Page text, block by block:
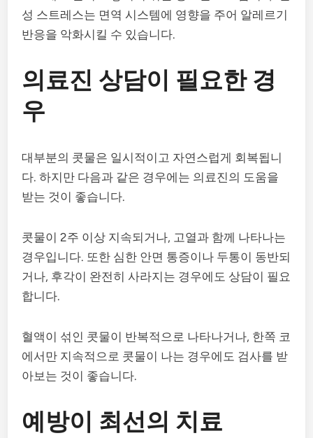
성 스트레스는 면역 시스템에 영향을 주어 알레르기
반응을 악화시킬 수 있습니다.
의료진 상담이 필요한 경
우
대부분의 콧물은 일시적이고 자연스럽게 회복됩니
다. 하지만 다음과 같은 경우에는 의료진의 도움을
받는 것이 좋습니다.
콧물이 2주 이상 지속되거나, 고열과 함께 나타나는
경우입니다. 또한 심한 안면 통증이나 두통이 동반되
거나, 후각이 완전히 사라지는 경우에도 상담이 필요
합니다.
혈액이 섞인 콧물이 반복적으로 나타나거나, 한쪽 코
에서만 지속적으로 콧물이 나는 경우에도 검사를 받
아보는 것이 좋습니다.
예방이 최선의 치료